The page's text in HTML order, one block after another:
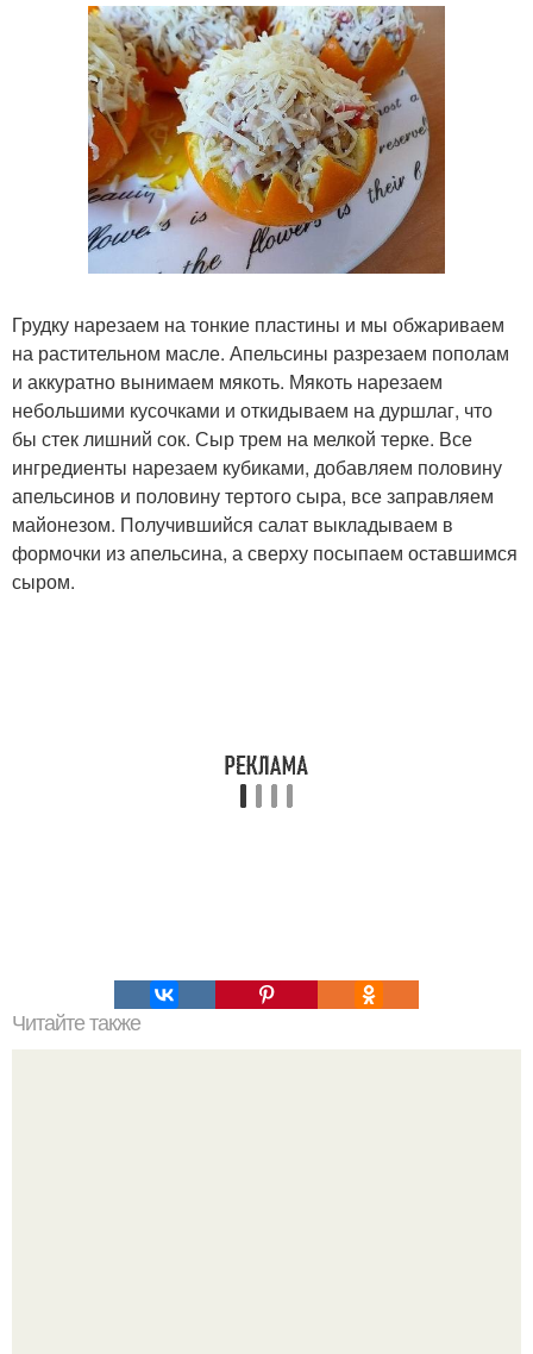
Грудку нарезаем на тонкие пластины и мы обжариваем
на растительном масле. Апельсины разрезаем пополам
и аккуратно вынимаем мякоть. Мякоть нарезаем
небольшими кусочками и откидываем на дуршлаг, что
бы стек лишний сок. Сыр трем на мелкой терке. Все
ингредиенты нарезаем кубиками, добавляем половину
апельсинов и половину тертого сыра, все заправляем
майонезом. Получившийся салат выкладываем в
формочки из апельсина, а сверху посыпаем оставшимся
сыром.
Читайте также